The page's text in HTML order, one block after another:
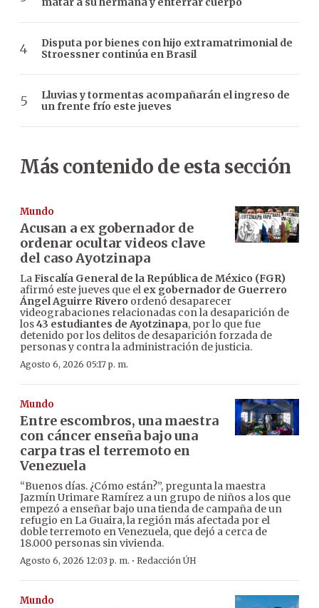
Disputa por bienes con hijo extramatrimonial de
Stroessner continúa en Brasil
Lluvias y tormentas acompañarán el ingreso de
un frente frío este jueves
Más contenido de esta sección
Mundo
Acusan a ex gobernador de
ordenar ocultar videos clave
del caso Ayotzinapa
LaFiscalía General de la República de México (FGR)
afirmó este jueves que el ex gobernador de Guerrero
Ángel Aguirre Rivero ordenó desaparecer
videograbaciones relacionadas con la desaparición de
los43 estudiantes de Ayotzinapa, por lo que fue
detenido por los delitos de desaparición forzada de
personas y contra la administración de justicia.
Agosto 6, 2026 05:17 p. m.
Mundo
Entre escombros, una maestra
con cáncer enseña bajo una
carpa tras el terremoto en
Venezuela
“Buenos días. ¿Cómo están?”, pregunta la maestra
Jazmín Urimare Ramírez a un grupo de niños a los que
empezó a enseñar bajo una tienda de campaña de un
refugio en La Guaira, la región más afectada por el
doble terremoto en Venezuela, que dejó a cerca de
18.000 personas sin vivienda.
Agosto 6, 2026 12:03 p. m. · Redacción ÚH
Mundo